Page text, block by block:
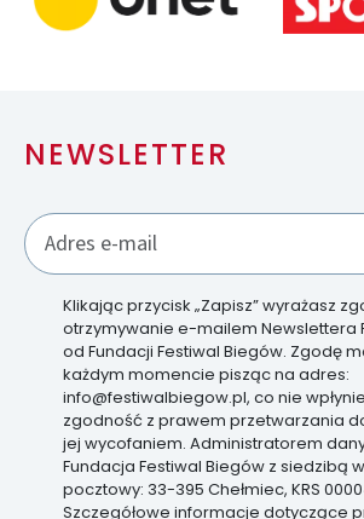
NEWSLETTER
Klikając przycisk „Zapisz” wyrażasz
otrzymywanie e-mailem Newslettera
od Fundacji Festiwal Biegów. Zgodę
każdym momencie pisząc na adres:
info@festiwalbiegow.pl, co nie
zgodność z prawem przetwarzania
jej wycofaniem. Administratorem
Fundacja Festiwal Biegów z siedzibą w
pocztowy: 33-395 Chełmiec, KRS
Szczegółowe informacje dotyczące